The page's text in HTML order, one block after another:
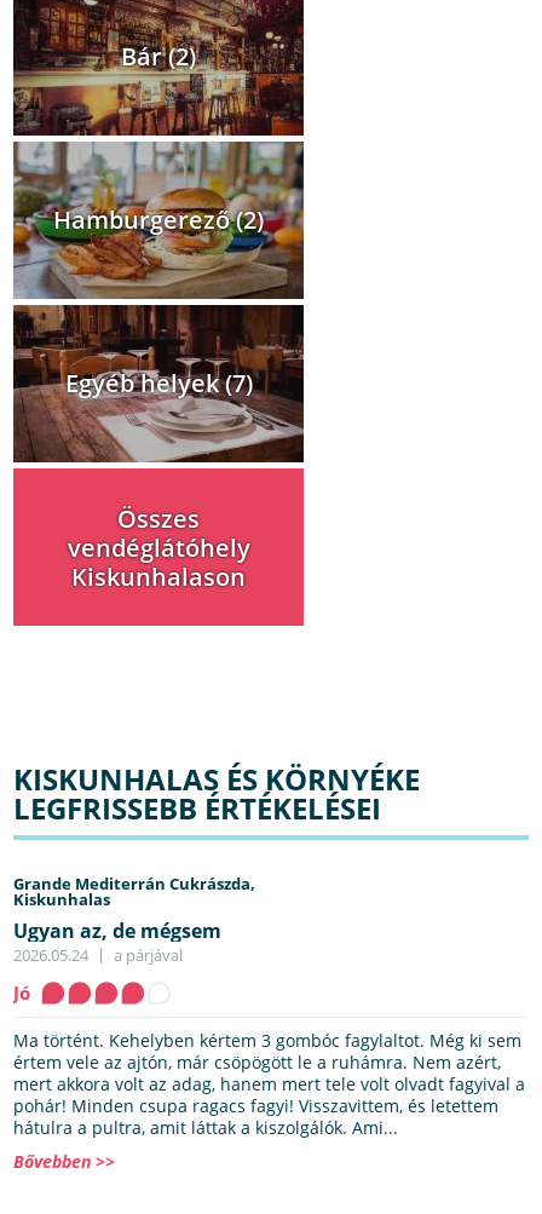
Bár (2)
Hamburgerező (2)
Egyéb helyek (7)
Összes
vendéglátóhely
Kiskunhalason
KISKUNHALAS ÉS KÖRNYÉKE
LEGFRISSEBB ÉRTÉKELÉSEI
Grande Mediterrán Cukrászda,
Kiskunhalas
Ugyan az, de mégsem
2026.05.24 a párjával
Jó
Ma történt. Kehelyben kértem 3 gombóc fagylaltot. Még ki sem
értem vele az ajtón, már csöpögött le a ruhámra. Nem azért,
mert akkora volt az adag, hanem mert tele volt olvadt fagyival a
pohár! Minden csupa ragacs fagyi! Visszavittem, és letettem
hátulra a pultra, amit láttak a kiszolgálók. Ami...
Bővebben >>